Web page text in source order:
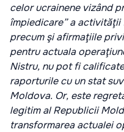
celor ucrainene vizând
împiedicare” a
precum şi afirmaţiile
pentru actuala
Nistru, nu pot fi
raporturile cu un stat
Moldova. Or, este
legitim al Republicii
transformarea actualei